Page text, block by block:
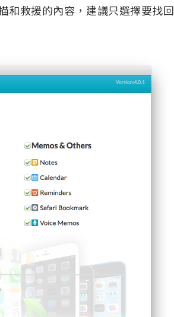
救援的內容，建議只選擇要找回